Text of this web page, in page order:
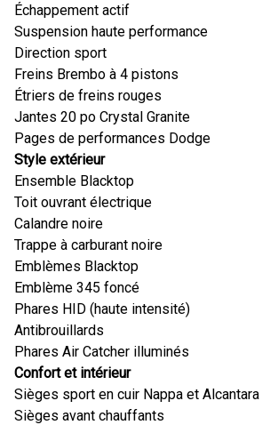
Échappement actif
Suspension haute performance
Direction sport
Freins Brembo à 4 pistons
Étriers de freins rouges
Jantes 20 po Crystal Granite
Pages de performances Dodge
Style extérieur
Ensemble Blacktop
Toit ouvrant électrique
Calandre noire
Trappe à carburant noire
Emblèmes Blacktop
Emblème 345 foncé
Phares HID (haute intensité)
Antibrouillards
Phares Air Catcher illuminés
Confort et intérieur
Sièges sport en cuir Nappa et Alcantara
Sièges avant chauffants